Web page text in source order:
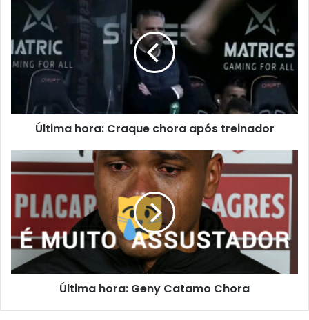
Última hora: Craque chora após treinador
Última hora: Geny Catamo Chora